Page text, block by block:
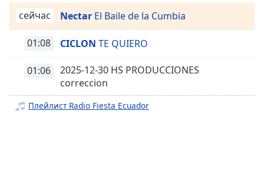
Chapters
Chapters
Descriptions
descriptions
off,
сейчас Nectar El Baile de la Cumbia
01:08 CICLON TE QUIERO
01:06
2025-12-30 HS PRODUCCIONES
correccion
Плейлист Radio Fiesta Ecuador